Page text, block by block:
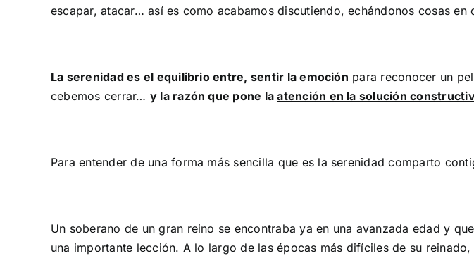
escapar, atacar… así es como acabamos discutiendo, echándonos cosas
La serenidad es el equilibrio entre, sentir la emoción para reconocer un
cebemos cerrar… y la razón que pone laatención en la solución
Para entender de una forma más sencilla que es la serenidad comparto
Un soberano de un gran reino se encontraba ya en una avanzada edad y
una importante lección. A lo largo de las épocas más difíciles de su